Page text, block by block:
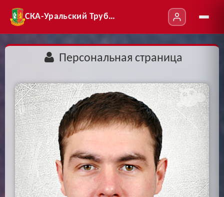
СКА-Уральский Трубник
Персональная страница